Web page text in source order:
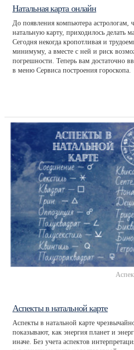
Натальная карта онлайн
До появления компьютера астрологам,
натальную карту, приходилось делать
Сегодня некогда кропотливая и
минимуму, а вместе с ней и риск
погрешности. Теперь вам достаточно
в меню Сервиса построения гороскопа.
Аспекты в натальной карте
Аспекты в натальной карте
показывают, как энергия планет и
иначе. Без учета аспектов